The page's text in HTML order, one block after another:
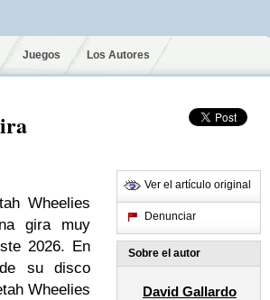
Juegos Los Autores
Wheelies
gira muy
2026. En
su disco
Wheelies
Ver el artículo original
Denunciar
Sobre el autor
David Gallardo